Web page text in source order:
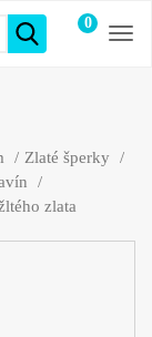
0
položiek
Zlaté šperky
zlata